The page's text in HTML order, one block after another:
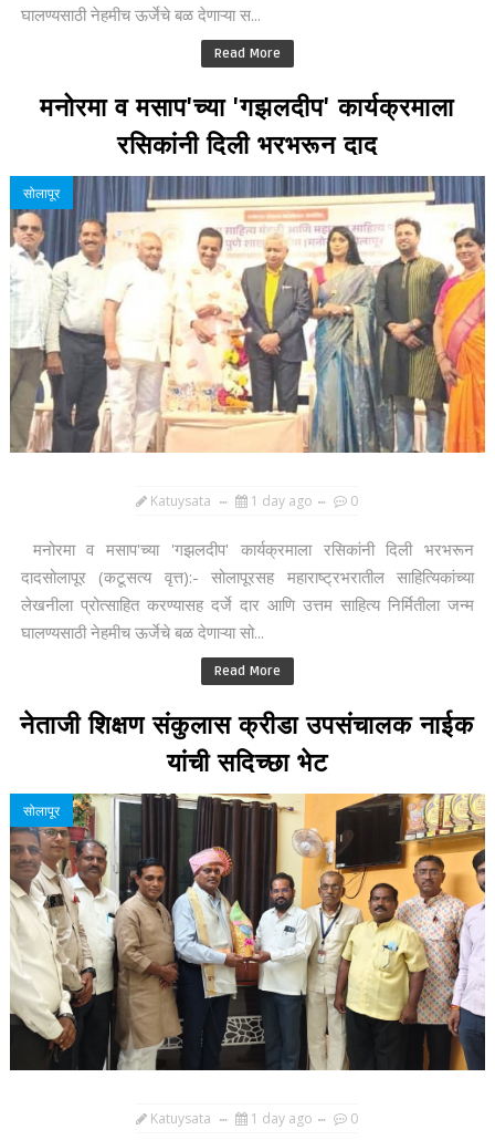
घालण्यसाठी नेहमीच ऊर्जेचे बळ देणाऱ्या स...
Read More
मनोरमा व मसाप'च्या 'गझलदीप' कार्यक्रमाला
रसिकांनी दिली भरभरून दाद
सोलापूर
Katuysata 1 day ago 0
मनोरमा व मसाप'च्या 'गझलदीप' कार्यक्रमाला रसिकांनी दिली भरभरून
दादसोलापूर (कटूसत्य वृत्त):- सोलापूरसह महाराष्ट्रभरातील साहित्यिकांच्या
लेखनीला प्रोत्साहित करण्यासह दर्जे दार आणि उत्तम साहित्य निर्मितीला जन्म
घालण्यसाठी नेहमीच ऊर्जेचे बळ देणाऱ्या सो...
Read More
नेताजी शिक्षण संकुलास क्रीडा उपसंचालक नाईक
यांची सदिच्छा भेट
सोलापूर
Katuysata 1 day ago 0